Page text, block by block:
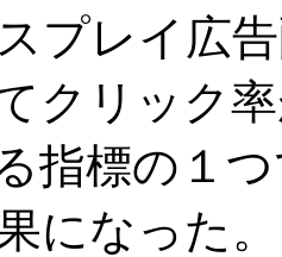
プレイ広
クリック
指標の１
になった。